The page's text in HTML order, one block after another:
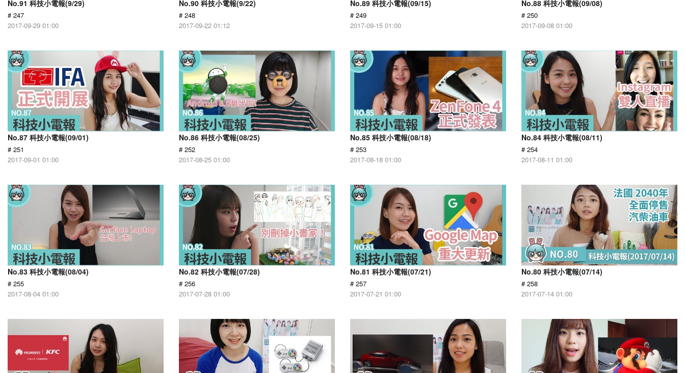
No.91 科技小電報(9/29)
# 247
2017-09-29 01:00
No.90 科技小電報(9/22)
# 248
2017-09-22 01:12
No.89 科技小電報(09/15)
# 249
2017-09-15 01:00
No.88 科技小電報(09/08)
# 250
2017-09-08 01:00
No.87 科技小電報(09/01)
# 251
2017-09-01 01:00
No.86 科技小電報(08/25)
# 252
2017-08-25 01:00
No.85 科技小電報(08/18)
# 253
2017-08-18 01:00
No.84 科技小電報(08/11)
# 254
2017-08-11 01:00
No.83 科技小電報(08/04)
# 255
2017-08-04 01:00
No.82 科技小電報(07/28)
# 256
2017-07-28 01:00
No.81 科技小電報(07/21)
# 257
2017-07-21 01:00
No.80 科技小電報(07/14)
# 258
2017-07-14 01:00